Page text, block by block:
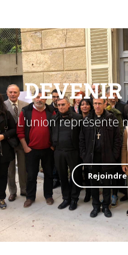
L'union représente